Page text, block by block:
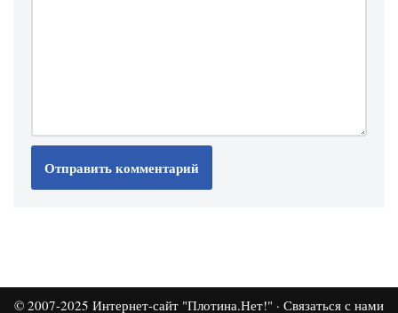
© 2007-2025 Интернет-сайт "Плотина.Нет!" · Связаться с нами